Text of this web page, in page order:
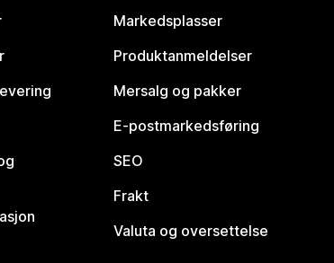
Markedsplasser
Produktanmeldelser
Mersalg og pakker
E-postmarkedsføring
SEO
Frakt
Valuta og oversettelse